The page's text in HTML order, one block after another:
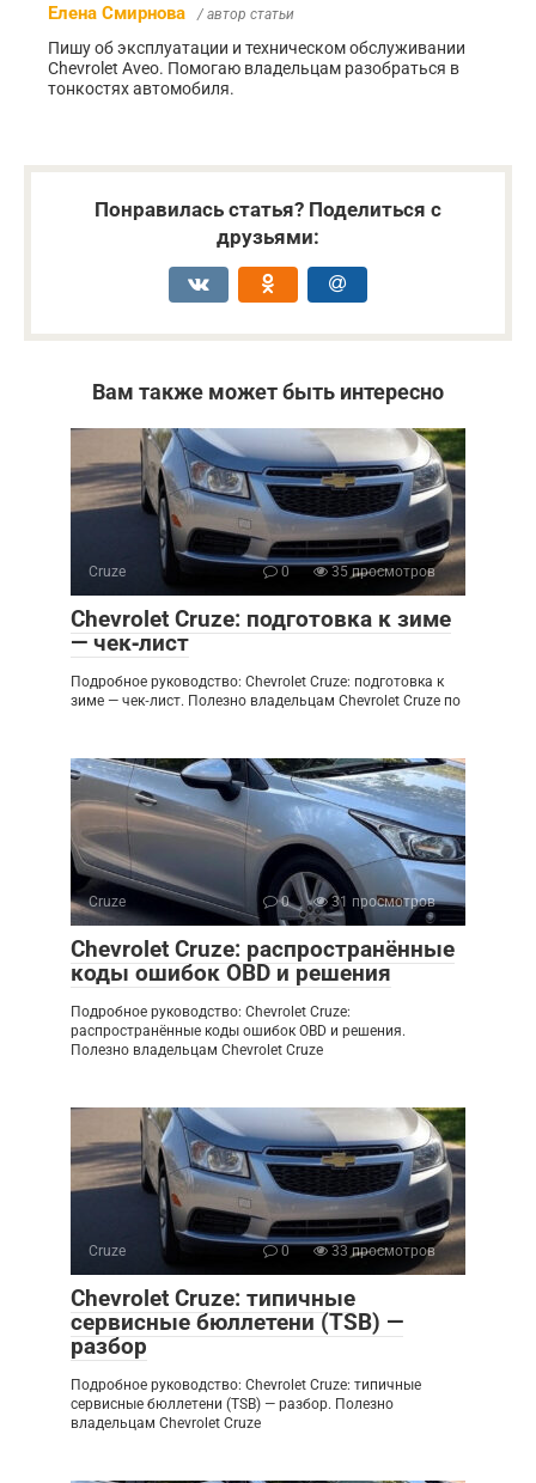
Елена Смирнова / автор статьи
Пишу об эксплуатации и техническом обслуживании
Chevrolet Aveo. Помогаю владельцам разобраться в
тонкостях автомобиля.
Понравилась статья? Поделиться с
друзьями:
Вам также может быть интересно
Cruze 0 35 просмотров
Chevrolet Cruze: подготовка к зиме
— чек‑лист
Подробное руководство: Chevrolet Cruze: подготовка к
зиме — чек‑лист. Полезно владельцам Chevrolet Cruze по
Cruze 0 31 просмотров
Chevrolet Cruze: распространённые
коды ошибок OBD и решения
Подробное руководство: Chevrolet Cruze:
распространённые коды ошибок OBD и решения.
Полезно владельцам Chevrolet Cruze
Cruze 0 33 просмотров
Chevrolet Cruze: типичные
сервисные бюллетени (TSB) —
разбор
Подробное руководство: Chevrolet Cruze: типичные
сервисные бюллетени (TSB) — разбор. Полезно
владельцам Chevrolet Cruze